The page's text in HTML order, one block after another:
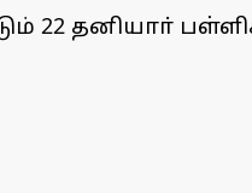
22 தனியாா்